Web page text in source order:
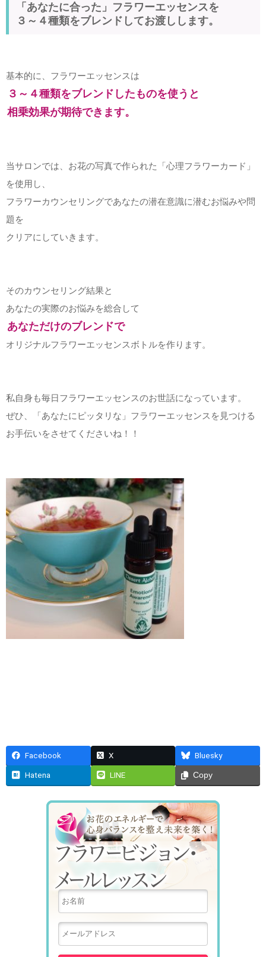
「あなたに合った」フラワーエッセンスを
３～４種類をブレンドしてお渡しします。
基本的に、フラワーエッセンスは
３～４種類をブレンドしたものを使うと
相乗効果が期待できます。
当サロンでは、お花の写真で作られた「心理フラワーカード」
を使用し、
フラワーカウンセリングであなたの潜在意識に潜むお悩みや問
題を
クリアにしていきます。
そのカウンセリング結果と
あなたの実際のお悩みを総合して
あなただけのブレンドで
オリジナルフラワーエッセンスボトルを作ります。
私自身も毎日フラワーエッセンスのお世話になっています。
ぜひ、「あなたにピッタリな」フラワーエッセンスを見つける
お手伝いをさせてくださいね！！
Facebook X Bluesky
Hatena LINE Copy